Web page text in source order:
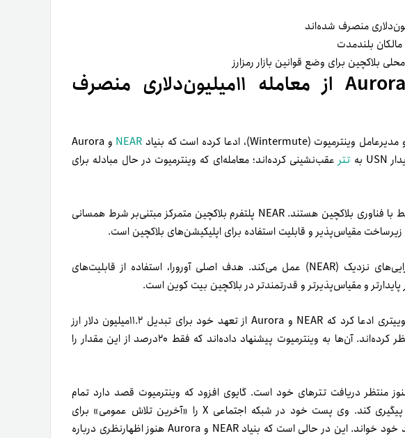
بلندمدت
بلاکچین برای وضع قوانین بازار رمزارز
وینترمیوت: NEAR و Aurora از معامله ۱۱‌میلیون‌دلاری منصرف
NEAR
و Aurora
تترعقب‌نشینی کرده‌اند؛ معامله‌ای که وینترمیوت در حال مبادله برای
NEAR و Aurora دو پروژه در حال رشد مرتبط با فناوری بلاکچین هستند. NEAR پلتفرم بلاکچین متمرکز مبتنی‌بر شرط همسانی
Aurora نیز به‌عنوان پلتفرمی متمرکز بر دارایی‌های نزدیک (NEAR) عمل می‌کند. هدف اصلی آورورا، استفاده از قابلیت‌های
۷نوامبر۲۰۲۳ (۱۶آبان۱۴۰۲)، گایوی در پستی توییتری ادعا کرد که NEAR و Aurora از تعهد خود برای تبدیل ۱۱.۲میلیون دلار ارز
پایدار USN به تتر با نسبت یک‌به‌یک صرف‌نظر کرده‌اند. آن‌ها به وینترمیوت پیشنهاد داده‌اند که فقط ۲۰درصد از این مقدار را
منتظر دریافت تترهای خود است. گایوی افزود که وینترمیوت قصد دارد تمام
راهکارهای قانونی را در‌برابر NEAR و آورورا پیگیری کند. وی پست خود در شبکه اجتماعی X را «آخرین تلاش عمومی» برای
درخواست از بنیاد NEAR برای تکمیل بازخرید خود خواند. این در حالی است که بنیاد NEAR و Aurora هنوز اظهارنظری درباره